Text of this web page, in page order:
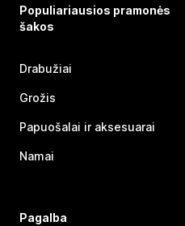
Populiariausios pramonės
šakos
Drabužiai
Grožis
Papuošalai ir aksesuarai
Namai
Pagalba